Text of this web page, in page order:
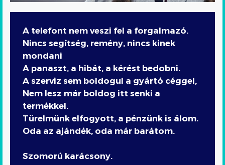
A telefont nem veszi fel a forgalmazó.
Nincs segítség, remény, nincs kinek
mondani
A panaszt, a hibát, a kérést bedobni.
A szerviz sem boldogul a gyártó céggel,
Nem lesz már boldog itt senki a
termékkel.
Türelmünk elfogyott, a pénzünk is álom.
Oda az ajándék, oda már barátom.
Szomorú karácsony.